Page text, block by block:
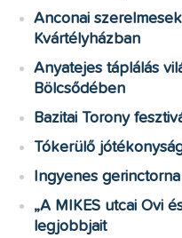
Anconai
Kvártélyházban
Anyatejes táplálás
Bölcsődében
Bazitai Torony
Tókerülő
Ingyenes
„A MIKES utcai Ovi
legjobbjait